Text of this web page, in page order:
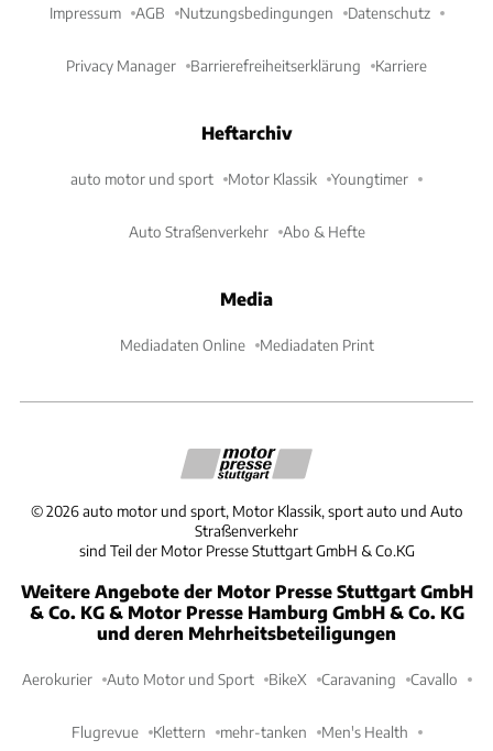
Impressum AGB Nutzungsbedingungen Datenschutz
Privacy Manager Barrierefreiheitserklärung Karriere
Heftarchiv
auto motor und sport Motor Klassik Youngtimer
Auto Straßenverkehr Abo & Hefte
Media
Mediadaten Online Mediadaten Print
©2026 auto motor und sport, Motor Klassik, sport auto und Auto
Straßenverkehr
sind Teil der Motor Presse Stuttgart GmbH & Co.KG
Weitere Angebote der Motor Presse Stuttgart GmbH
& Co. KG & Motor Presse Hamburg GmbH & Co. KG
und deren Mehrheitsbeteiligungen
Aerokurier Auto Motor und Sport BikeX Caravaning Cavallo
Flugrevue Klettern mehr-tanken Men's Health